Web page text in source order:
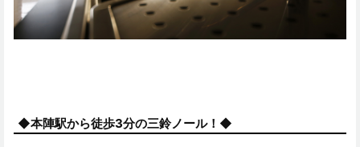
◆本陣駅から徒歩3分の三鈴ノール！◆